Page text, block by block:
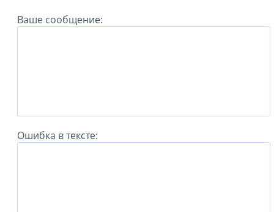
Ваше сообщение:
Ошибка в тексте: